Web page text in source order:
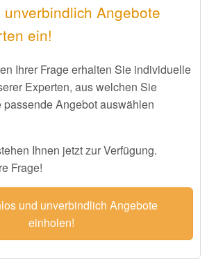
Angebote
ein!
Ihrer Frage erhalten Sie individuelle
Experten, aus welchen Sie
Angebot auswählen
Ihnen jetzt zur Verfügung.
Frage!
und unverbindlich Angebote
einholen!